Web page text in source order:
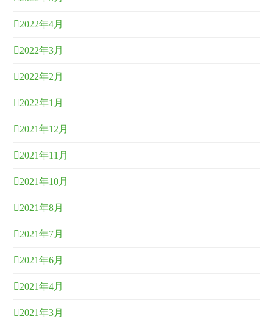
2022年4月
2022年3月
2022年2月
2022年1月
2021年12月
2021年11月
2021年10月
2021年8月
2021年7月
2021年6月
2021年4月
2021年3月